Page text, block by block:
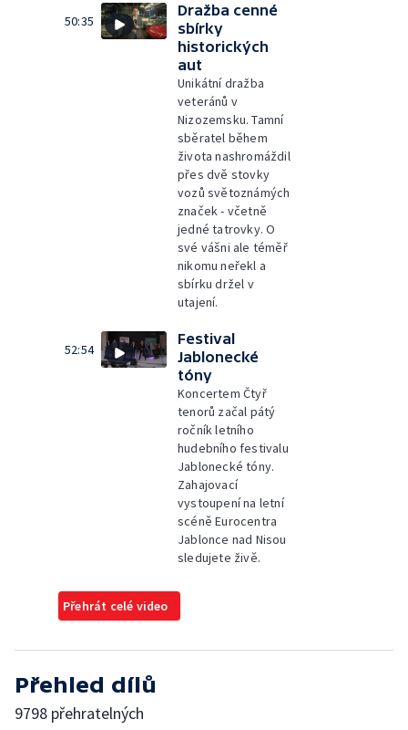
50:35
Dražba cenné
sbírky
historických
aut
Unikátní dražba
veteránů v
Nizozemsku. Tamní
sběratel během
života nashromáždil
přes dvě stovky
vozů světoznámých
značek - včetně
jedné tatrovky. O
své vášni ale téměř
nikomu neřekl a
sbírku držel v
utajení.
52:54
Festival
Jablonecké
tóny
Koncertem Čtyř
tenorů začal pátý
ročník letního
hudebního festivalu
Jablonecké tóny.
Zahajovací
vystoupení na letní
scéně Eurocentra
Jablonce nad Nisou
sledujete živě.
Přehrát celé video
Přehled dílů
9798 přehratelných